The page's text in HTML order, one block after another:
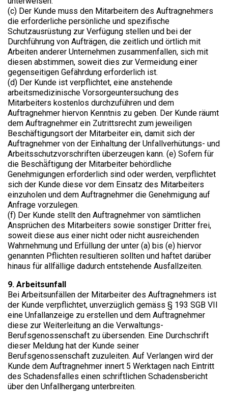
(c) Der Kunde muss den Mitarbeitern des Auftragnehmers
die erforderliche persönliche und spezifische
Schutzausrüstung zur Verfügung stellen und bei der
Durchführung von Aufträgen, die zeitlich und örtlich mit
Arbeiten anderer Unternehmen zusammenfallen, sich mit
diesen abstimmen, soweit dies zur Vermeidung einer
gegenseitigen Gefährdung erforderlich ist.
(d) Der Kunde ist verpflichtet, eine anstehende
arbeitsmedizinische Vorsorgeuntersuchung des
Mitarbeiters kostenlos durchzuführen und dem
Auftragnehmer hiervon Kenntnis zu geben. Der Kunde räumt
dem Auftragnehmer ein Zutrittsrecht zum jeweiligen
Beschäftigungsort der Mitarbeiter ein, damit sich der
Auftragnehmer von der Einhaltung der Unfallverhütungs- und
Arbeitsschutzvorschriften überzeugen kann. (e) Sofern für
die Beschä̈ftigung der Mitarbeiter behördliche
Genehmigungen erforderlich sind oder werden, verpflichtet
sich der Kunde diese vor dem Einsatz des Mitarbeiters
einzuholen und dem Auftragnehmer die Genehmigung auf
Anfrage vorzulegen.
(f) Der Kunde stellt den Auftragnehmer von sämtlichen
Ansprüchen des Mitarbeiters sowie sonstiger Dritter frei,
soweit diese aus einer nicht oder nicht ausreichenden
Wahrnehmung und Erfüllung der unter (a) bis (e) hiervor
genannten Pflichten resultieren sollten und haftet darüber
hinaus für allfällige dadurch entstehende Ausfallzeiten.
9. Arbeitsunfall
Bei Arbeitsunfällen der Mitarbeiter des Auftragnehmers ist
der Kunde verpflichtet, unverzüglich gemäss § 193 SGB VII
eine Unfallanzeige zu erstellen und dem Auftragnehmer
diese zur Weiterleitung an die Verwaltungs-
Berufsgenossenschaft zu übersenden. Eine Durchschrift
dieser Meldung hat der Kunde seiner
Berufsgenossenschaft zuzuleiten. Auf Verlangen wird der
Kunde dem Auftragnehmer innert 5 Werktagen nach Eintritt
des Schadensfalles einen schriftlichen Schadensbericht
über den Unfallhergang unterbreiten.